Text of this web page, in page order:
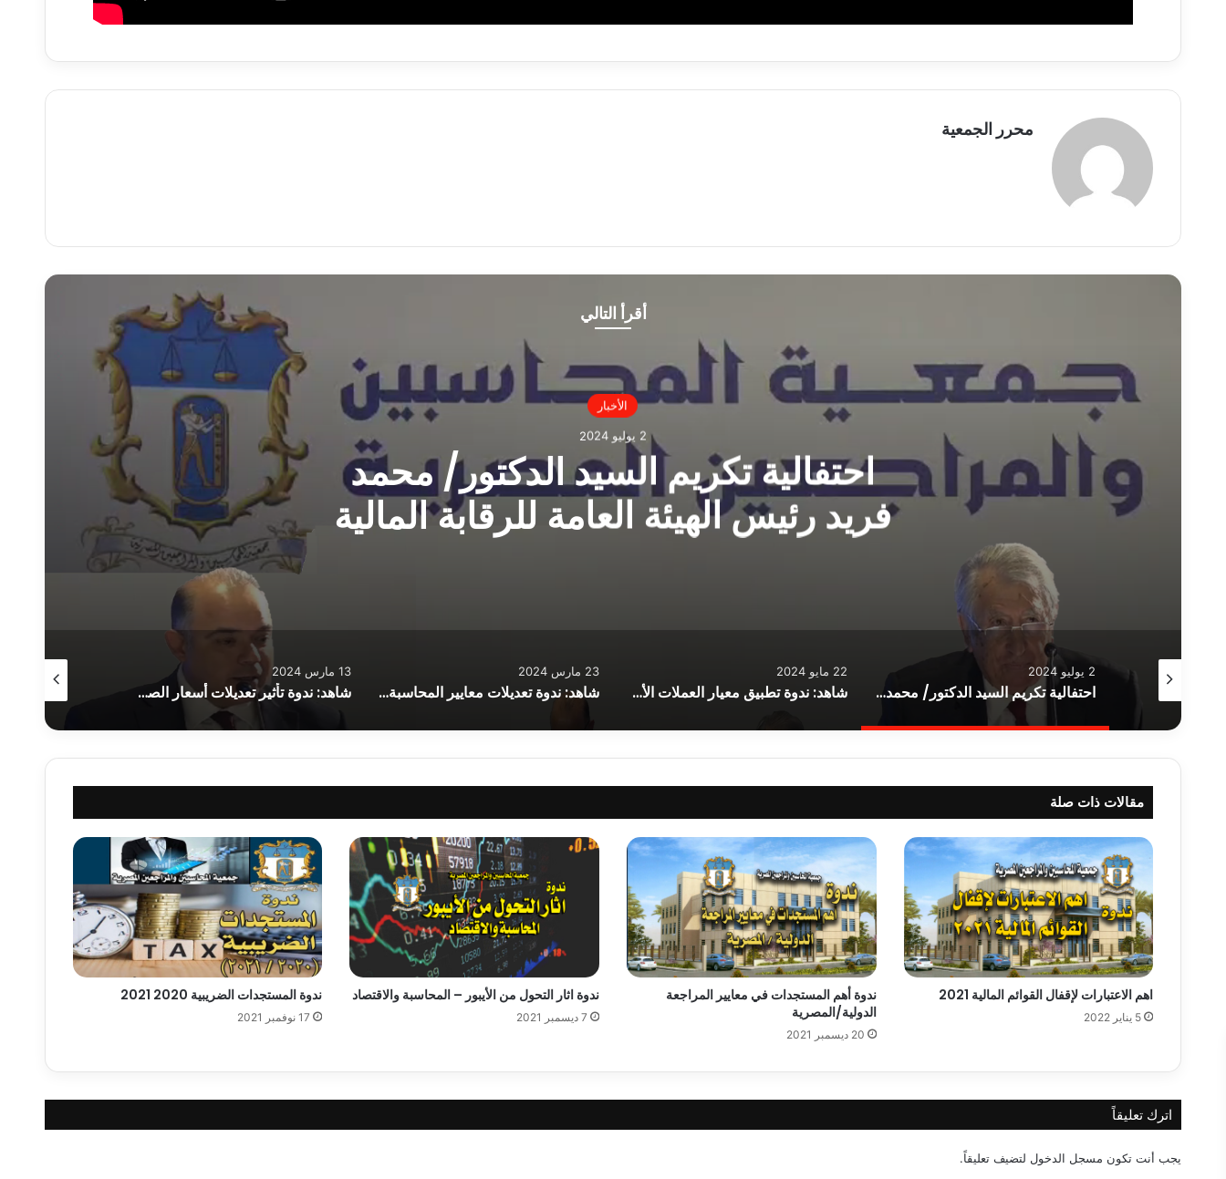
محرر الجمعية
أقرأ التالي
الأخبار
2 يوليو 2024
احتفالية تكريم السيد الدكتور/ محمد
فريد رئيس الهيئة العامة للرقابة المالية
2 يوليو 2024
احتفالية تكريم السيد الدكتور/ محمد فريد رئيس الهيئة العامة للرقابة المالية
22 مايو 2024
شاهد: ندوة تطبيق معيار العملات الأجنبية الجديد من 1 يناير 2024
23 مارس 2024
شاهد: ندوة تعديلات معايير المحاسبة 2024
13 مارس 2024
شاهد: ندوة تأثير تعديلات أسعار الصرف والفائدة على القوائم المالية
مقالات ذات صلة
اهم الاعتبارات لإقفال القوائم المالية 2021
5 يناير 2022
ندوة أهم المستجدات في معايير المراجعة
الدولية/المصرية
20 ديسمبر 2021
ندوة اثار التحول من الأيبور – المحاسبة والاقتصاد
7 ديسمبر 2021
ندوة المستجدات الضريبية 2020 2021
17 نوفمبر 2021
اترك تعليقاً
يجب أنت تكون مسجل الدخول لتضيف تعليقاً.